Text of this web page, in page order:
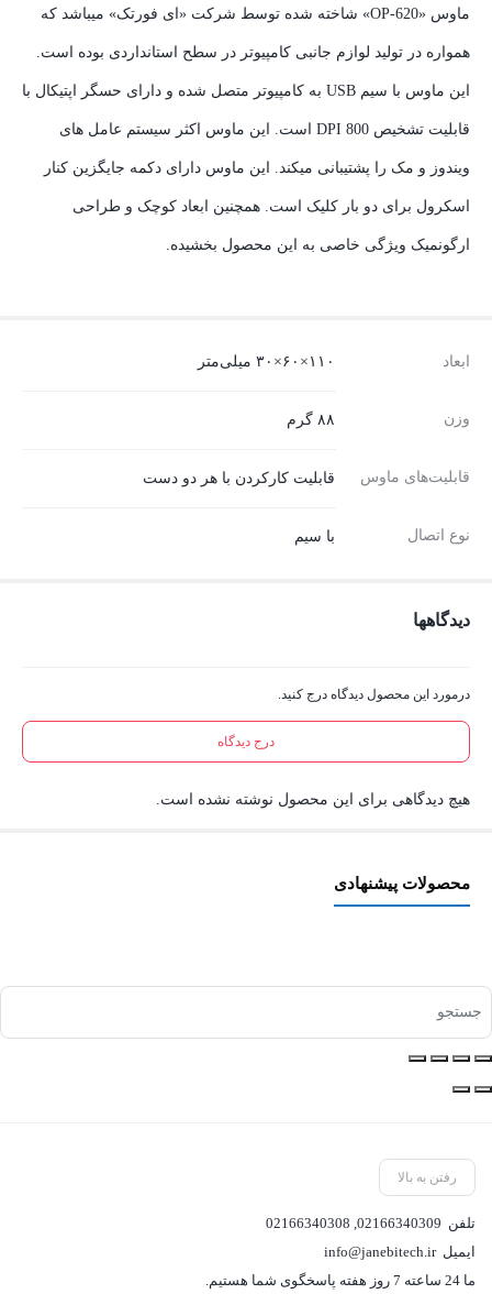
ماوس «OP-620» شاخته شده توسط شرکت «ای فورتک» میباشد که
همواره در تولید لوازم جانبی کامپیوتر در سطح استانداردی بوده است.
این ماوس با سیم USB به کامپیوتر متصل شده و دارای حسگر اپتیکال با
قابلیت تشخیص 800 DPI است. این ماوس اکثر سیستم عامل های
ویندوز و مک را پشتیبانی میکند. این ماوس دارای دکمه جایگزین کنار
اسکرول برای دو بار کلیک است. همچنین ابعاد کوچک و طراحی
ارگونمیک ویژگی خاصی به این محصول بخشیده.
ابعاد ۱۱۰×۶۰×۳۰ میلی‌متر
وزن ۸۸ گرم
قابلیت‌های ماوس قابلیت کارکردن با هر دو دست
نوع اتصال با سیم
دیدگاهها
درمورد این محصول دیدگاه درج کنید.
درج دیدگاه
هیچ دیدگاهی برای این محصول نوشته نشده است.
محصولات پیشنهادی
رفتن به بالا
تلفن 02166340309
02166340308
ایمیلinfo@janebitech.ir
ما 24 ساعته 7 روز هفته پاسخگوی شما هستیم.